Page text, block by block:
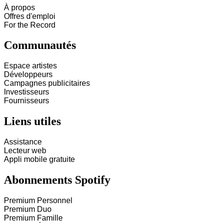
À propos
Offres d'emploi
For the Record
Communautés
Espace artistes
Développeurs
Campagnes publicitaires
Investisseurs
Fournisseurs
Liens utiles
Assistance
Lecteur web
Appli mobile gratuite
Abonnements Spotify
Premium Personnel
Premium Duo
Premium Famille